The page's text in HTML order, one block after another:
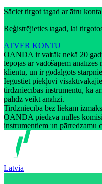
Sāciet tirgot tagad ar ātru
Reģistrējieties tagad, lai
ATVER KONTU
OANDA ir vairāk nekā 20
lepojas ar vadošajiem
klientu, un ir godalgots
Iegūstiet piekļuvi
tirdzniecības instrumentu, kā
palīdz veikt analīzi.
Tirdzniecība bez liekām
OANDA piedāvā nulles
instrumentiem un pārredzamu
Latvia